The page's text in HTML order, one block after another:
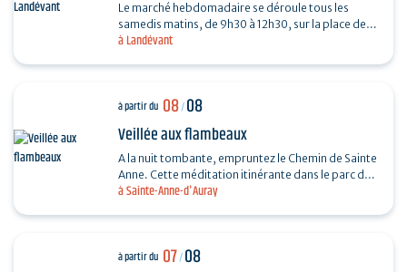
à Landévant
Le marché hebdomadaire se déroule tous les
samedis matins, de 9h30 à 12h30, sur la place de
l'Église (côté parking).
à Sainte-Anne-d'Auray
à partir du 08/08
Veillée aux flambeaux
A la nuit tombante, empruntez le Chemin de Sainte
Anne. Cette méditation itinérante dans le parc du
sanctuaire permet d’arpenter la vie et le
à partir du 07/08